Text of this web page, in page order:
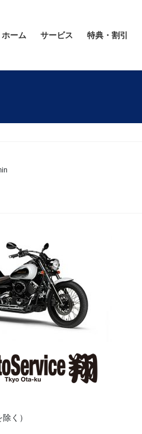
ホーム サービス 特典・割引
く）